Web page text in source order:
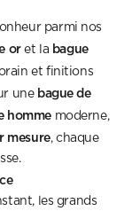
parmi nos
oret la bague
et finitions
une bague de
homme moderne,
mesure, chaque
les grands